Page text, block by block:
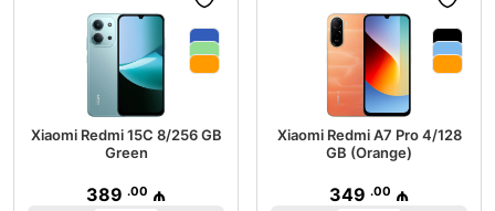
Xiaomi Redmi 15C 8/256 GB
Green
389 .00 ₼
Xiaomi Redmi A7 Pro 4/128
GB (Orange)
349 .00 ₼